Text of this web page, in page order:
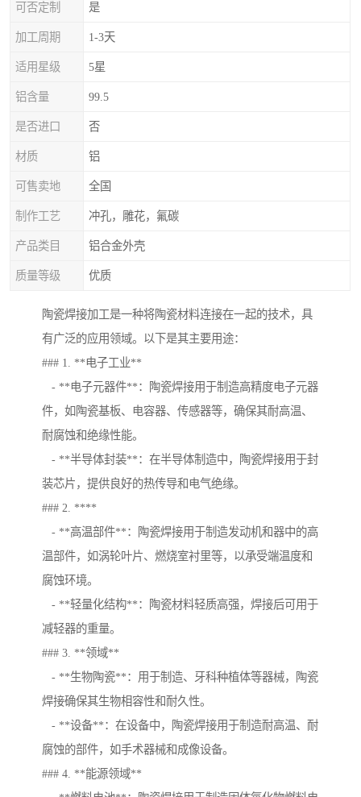
可否定制 是
加工周期 1-3天
适用星级 5星
铝含量 99.5
是否进口 否
材质 铝
可售卖地 全国
制作工艺 冲孔，雕花，氟碳
产品类目 铝合金外壳
质量等级 优质
陶瓷焊接加工是一种将陶瓷材料连接在一起的技术，具
有广泛的应用领域。以下是其主要用途：
### 1. **电子工业**
- **电子元器件**：陶瓷焊接用于制造高精度电子元器
件，如陶瓷基板、电容器、传感器等，确保其耐高温、
耐腐蚀和绝缘性能。
- **半导体封装**：在半导体制造中，陶瓷焊接用于封
装芯片，提供良好的热传导和电气绝缘。
### 2. ****
- **高温部件**：陶瓷焊接用于制造发动机和器中的高
温部件，如涡轮叶片、燃烧室衬里等，以承受端温度和
腐蚀环境。
- **轻量化结构**：陶瓷材料轻质高强，焊接后可用于
减轻器的重量。
### 3. **领域**
- **生物陶瓷**：用于制造、牙科种植体等器械，陶瓷
焊接确保其生物相容性和耐久性。
- **设备**：在设备中，陶瓷焊接用于制造耐高温、耐
腐蚀的部件，如手术器械和成像设备。
### 4. **能源领域**